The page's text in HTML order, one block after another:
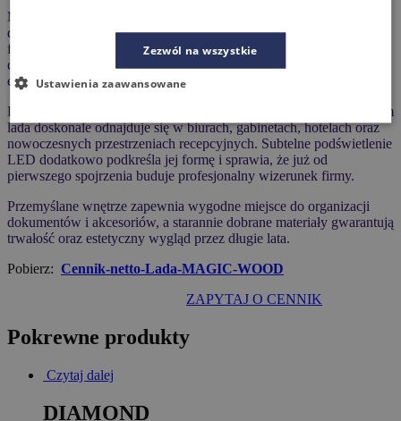
MAGIC WOOD łączy nowoczesną formę z naturalnym pięknem
drewna. Charakterystyczne dębowe obręcze przełamują połysk
frontów, nadając ladzie elegancji i przyjaznego, ponadczasowego
charakteru. To propozycja do wnętrz, w których liczy się zarówno
estetyka, jak i komfort codziennej pracy.
Dzięki połączeniu płyt Acrylux z lakierowanym drewnem dębowym
lada doskonale odnajduje się w biurach, gabinetach, hotelach oraz
nowoczesnych przestrzeniach recepcyjnych. Subtelne podświetlenie
LED dodatkowo podkreśla jej formę i sprawia, że już od
pierwszego spojrzenia buduje profesjonalny wizerunek firmy.
Przemyślane wnętrze zapewnia wygodne miejsce do organizacji
dokumentów i akcesoriów, a starannie dobrane materiały gwarantują
trwałość oraz estetyczny wygląd przez długie lata.
Pobierz: Cennik-netto-Lada-MAGIC-WOOD
ZAPYTAJ O CENNIK
Pokrewne produkty
Czytaj dalej
DIAMOND
Zezwól na wszystkie
Ustawienia zaawansowane